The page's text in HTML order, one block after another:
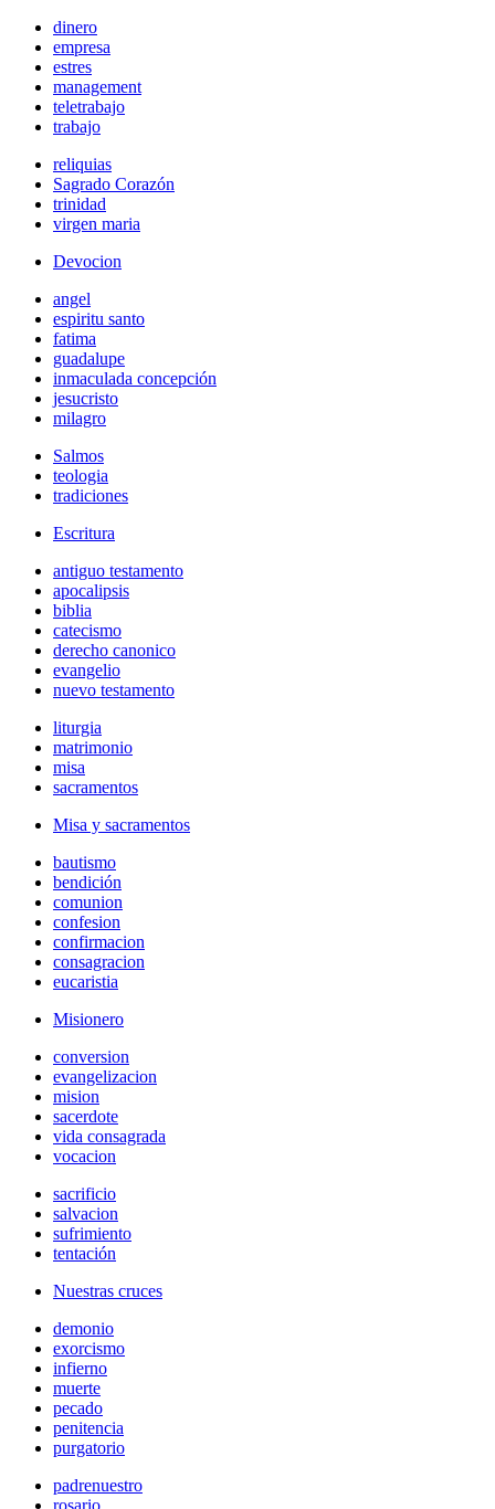
dinero
empresa
estres
management
teletrabajo
trabajo
reliquias
Sagrado Corazón
trinidad
virgen maria
Devocion
angel
espiritu santo
fatima
guadalupe
inmaculada concepción
jesucristo
milagro
Salmos
teologia
tradiciones
Escritura
antiguo testamento
apocalipsis
biblia
catecismo
derecho canonico
evangelio
nuevo testamento
liturgia
matrimonio
misa
sacramentos
Misa y sacramentos
bautismo
bendición
comunion
confesion
confirmacion
consagracion
eucaristia
Misionero
conversion
evangelizacion
mision
sacerdote
vida consagrada
vocacion
sacrificio
salvacion
sufrimiento
tentación
Nuestras cruces
demonio
exorcismo
infierno
muerte
pecado
penitencia
purgatorio
padrenuestro
rosario